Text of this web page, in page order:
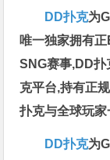
DD扑克为
唯一独家拥有
SNG赛事,DD
克平台,持有正
扑克与全球玩
DD扑克为